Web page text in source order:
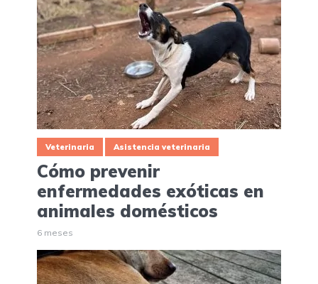
Veterinaria Asistencia veterinaria
Cómo prevenir
enfermedades exóticas en
animales domésticos
6 meses